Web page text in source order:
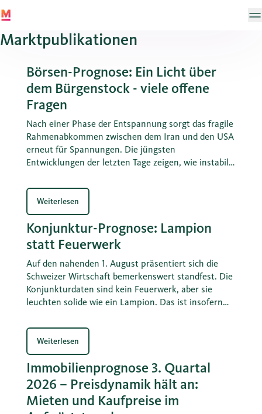
Marktpublikationen
Börsen-Prognose: Ein Licht über
dem Bürgenstock - viele offene
Fragen
Nach einer Phase der Entspannung sorgt das fragile
Rahmenabkommen zwischen dem Iran und den USA
erneut für Spannungen. Die jüngsten
Entwicklungen der letzten Tage zeigen, wie instabil
belasten steigende Inflationsraten in den USA und
Europa die Märkte und verstärken die Unsicherheit.
Erfahren Sie in unserer aktuellen Börsen-Prognose,
wie diese Entwicklungen die Finanzwelt verändern
und welche Strategien Anlegerinnen und Anleger
jetzt verfolgen sollten.
Weiterlesen
Konjunktur-Prognose: Lampion
statt Feuerwerk
Auf den nahenden 1. August präsentiert sich die
Schweizer Wirtschaft bemerkenswert standfest. Die
Konjunkturdaten sind kein Feuerwerk, aber sie
leuchten solide wie ein Lampion. Das ist insofern
deutlich spürbar bleibt. Die Schwäche wichtiger
Handelspartner belastet, höhere Energiepreise
wirken wie eine schleichende Bremse, und der
starke Franken setzt die Wettbewerbsfähigkeit
unter Druck. Wie sich diese Gemengelage auf die
weiteren Wachstumsperspektiven auswirkt und was
dies für die Geldpolitik sowie für Kapital und
Weiterlesen
Immobilienprognose 3. Quartal
2026 – Preisdynamik hält an:
Mieten und Kaufpreise im